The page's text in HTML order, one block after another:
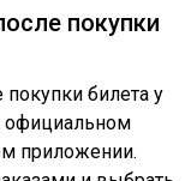
покупки
билета у
официальном
приложении.